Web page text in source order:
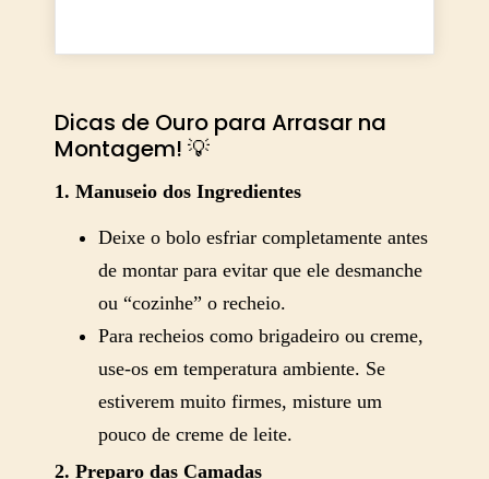
Dicas de Ouro para Arrasar na
Montagem! 💡
1. Manuseio dos Ingredientes
Deixe o bolo esfriar completamente antes
de montar para evitar que ele desmanche
ou “cozinhe” o recheio.
Para recheios como brigadeiro ou creme,
use-os em temperatura ambiente. Se
estiverem muito firmes, misture um
pouco de creme de leite.
2. Preparo das Camadas